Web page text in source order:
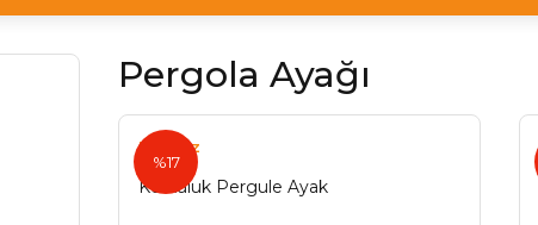
Pergola Ayağı
%17
Eryıldız
Korkuluk Pergule Ayak